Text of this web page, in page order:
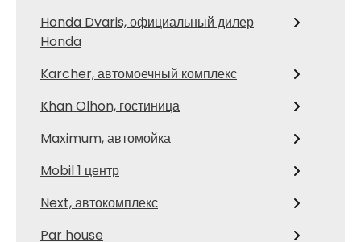
Honda Dvaris, официальный дилер
Honda
Karcher, автомоечный комплекс
Khan Olhon, гостиница
Maximum, автомойка
Mobil 1 центр
Next, автокомплекс
Par house